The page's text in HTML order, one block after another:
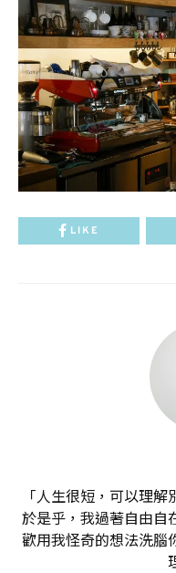
LIKE
「人生很短，可以理
於是乎，我過著自由自
歡用我怪奇的想法洗腦